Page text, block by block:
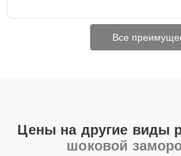
Все
Цены на другие виды
шоковой